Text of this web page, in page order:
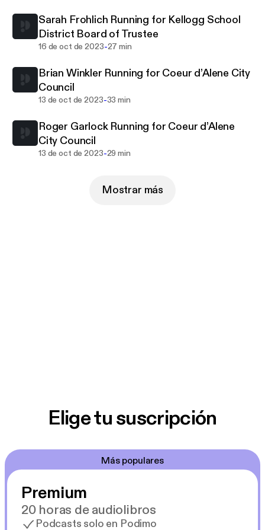
Sarah Frohlich Running for Kellogg School
District Board of Trustee
16 de oct de 2023-27 min
Brian Winkler Running for Coeur d’Alene City
Council
13 de oct de 2023-33 min
Roger Garlock Running for Coeur d’Alene
City Council
13 de oct de 2023-29 min
Mostrar más
Elige tu suscripción
Más populares
Premium
20 horas de audiolibros
Podcasts solo en Podimo